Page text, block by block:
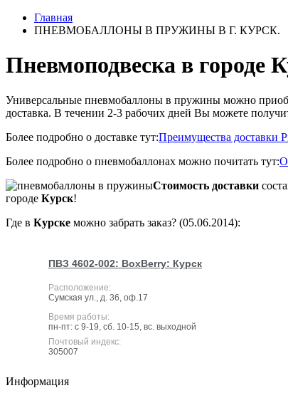
Главная
ПНЕВМОБАЛЛОНЫ В ПРУЖИНЫ В Г. КУРСК.
Пневмоподвеска в городе
Универсальные пневмобаллоны в пружины можно
доставка. В течении 2-3 рабочих дней Вы можете
Более подробно о доставке тут:Преимущества доставки
Более подробно о пневмобаллонах можно почитать тут:
Стоимость доставки
городе Курск!
Где в Курске можно забрать заказ? (05.06.2014):
ПВЗ 4602-002: BoxBerry: Курск
Расположение:
Сумская ул., д. 36, оф.17
Время работы:
пн-пт: с 9-19, сб. 10-15, вс. выходной
Почтовый индекс:
305007
Информация